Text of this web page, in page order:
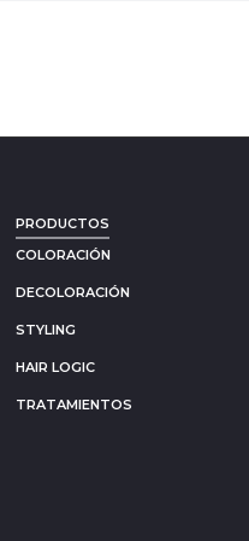
PRODUCTOS
COLORACIÓN
DECOLORACIÓN
STYLING
HAIR LOGIC
TRATAMIENTOS